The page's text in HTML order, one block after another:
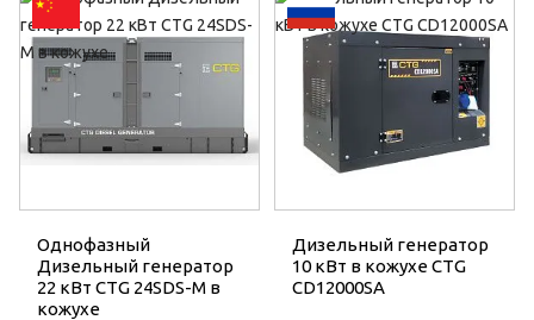
Однофазный
Дизельный генератор
22 кВт CTG 24SDS-M в
кожухе
Дизельный генератор
10 кВт в кожухе CTG
CD12000SA